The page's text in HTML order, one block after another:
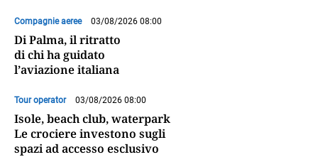
Compagnie aeree 03/08/2026 08:00
Di Palma, il ritratto
di chi ha guidato
l’aviazione italiana
Tour operator 03/08/2026 08:00
Isole, beach club, waterpark
Le crociere investono sugli
spazi ad accesso esclusivo